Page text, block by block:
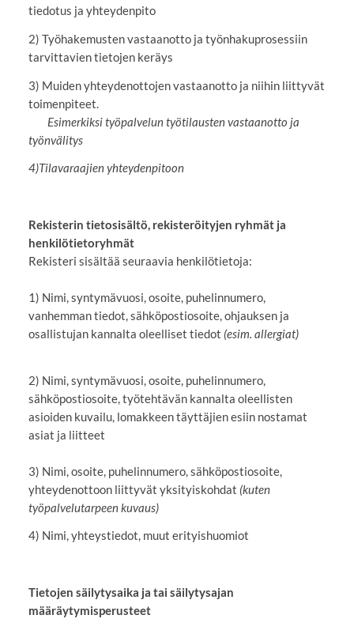
tiedotus ja yhteydenpito
2) Työhakemusten vastaanotto ja työnhakuprosessiin
tarvittavien tietojen keräys
3) Muiden yhteydenottojen vastaanotto ja niihin liittyvät
toimenpiteet.
Esimerkiksi työpalvelun työtilausten vastaanotto ja
työnvälitys
4)Tilavaraajien yhteydenpitoon
Rekisterin tietosisältö, rekisteröityjen ryhmät ja
henkilötietoryhmät
Rekisteri sisältää seuraavia henkilötietoja:
1) Nimi, syntymävuosi, osoite, puhelinnumero,
vanhemman tiedot, sähköpostiosoite, ohjauksen ja
osallistujan kannalta oleelliset tiedot (esim. allergiat)
2) Nimi, syntymävuosi, osoite, puhelinnumero,
sähköpostiosoite, työtehtävän kannalta oleellisten
asioiden kuvailu, lomakkeen täyttäjien esiin nostamat
asiat ja liitteet
3) Nimi, osoite, puhelinnumero, sähköpostiosoite,
yhteydenottoon liittyvät yksityiskohdat (kuten
työpalvelutarpeen kuvaus)
4) Nimi, yhteystiedot, muut erityishuomiot
Tietojen säilytysaika ja tai säilytysajan
määräytymisperusteet